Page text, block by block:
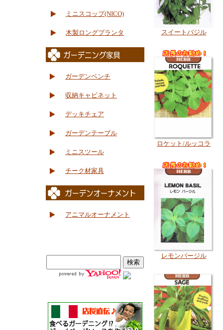
ミニスコップ(NICO)
木製ロングプランタ
ガーデンベンチ
収納キャビネット
デッキチェア
ガーデンテーブル
ミニスツール
チーク材家具
アニマルオーナメント
スイートバジル
ロケット/ルッコラ
レモンバージル